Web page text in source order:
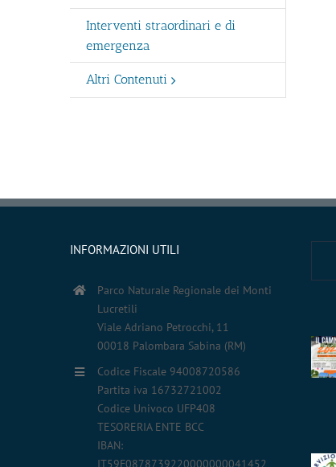
Interventi straordinari e di
emergenza
Altri Contenuti
INFORMAZIONI UTILI
Parco Naturale Regionale dei Monti
Lucretili
Viale Adriano Petrocchi, 11
00018 Palombara Sabina (RM)
Codice Fiscale 94008720586
Partita iva 16732721002
Codice Univoco UFP408
TESORERIA ENTE BCC
IBAN:
IT59F0878739220000000041452